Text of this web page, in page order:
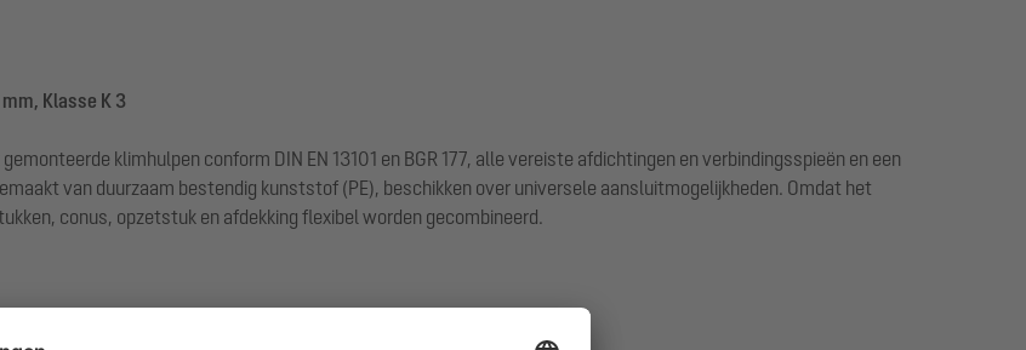
Klasse K 3
klimhulpen conform DIN EN 13101 en BGR 177, alle vereiste afdichtingen en verbindingsspieën en een
van duurzaam bestendig kunststof (PE), beschikken over universele aansluitmogelijkheden. Omdat het
conus, opzetstuk en afdekking flexibel worden gecombineerd.